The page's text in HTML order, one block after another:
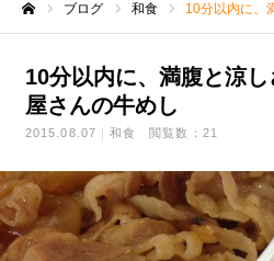
ブログ 和食 10分以内に、満腹
10分以内に、満腹と涼
屋さんの牛めし
2015.08.07 和食 閲覧数：21